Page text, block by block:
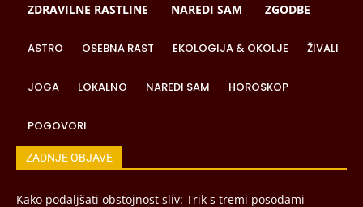
ZDRAVILNE RASTLINE NAREDI SAM ZGODBE
ASTRO OSEBNA RAST EKOLOGIJA & OKOLJE ŽIVALI
JOGA LOKALNO NAREDI SAM HOROSKOP
POGOVORI
ZADNJE OBJAVE
Kako podaljšati obstojnost sliv: Trik s tremi posodami